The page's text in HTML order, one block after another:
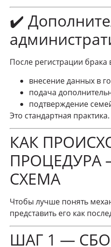
✔️
После регистрации
внесение данных в
подача
подтверждение
Это стандартная практика.
КАК
СХЕМА
Чтобы лучше понять
представить его как
ШАГ 1 —